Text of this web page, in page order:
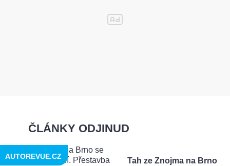
ČLÁNKY ODJINUD
Tah ze Znojma na Brno
AUTOREVUE.CZ